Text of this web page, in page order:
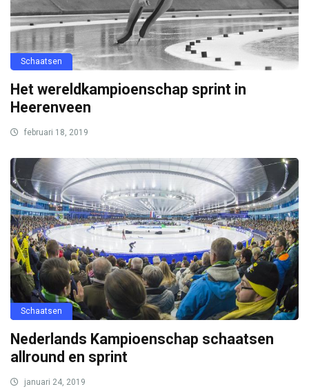
Schaatsen
Het wereldkampioenschap sprint in
Heerenveen
februari 18, 2019
Schaatsen
Nederlands Kampioenschap schaatsen
allround en sprint
januari 24, 2019